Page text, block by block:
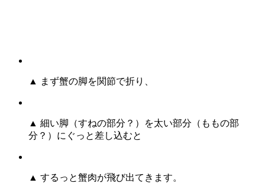
▲ まず蟹の脚を関節で折り、
▲ 細い脚（すねの部分？）を太い部分（ももの部
分？）にぐっと差し込むと
▲ するっと蟹肉が飛び出てきます。